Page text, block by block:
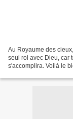
Au Royaume des
seul roi avec Dieu, car
s'accomplira. Voilà le